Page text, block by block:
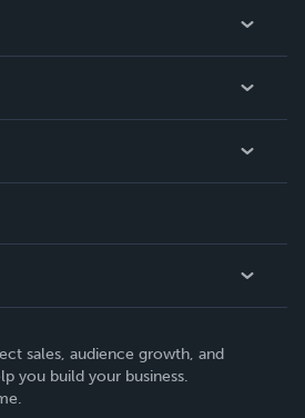
sales, audience growth, and
you build your business.